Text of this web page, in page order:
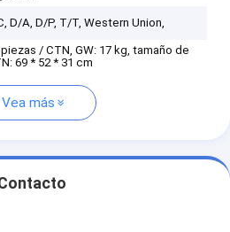
D/A, D/P, T/T, Western Union,
/ CTN, GW: 17 kg, tamaño de
69 * 52 * 31 cm
Vea más